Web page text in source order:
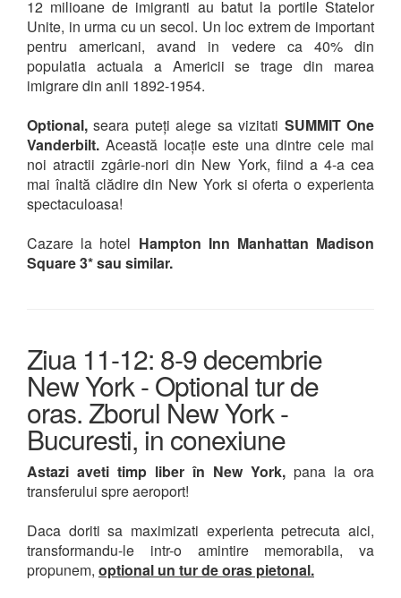
12 milioane de imigranti au batut la portile Statelor
Unite, in urma cu un secol. Un loc extrem de important
pentru americani, avand in vedere ca 40% din
populatia actuala a Americii se trage din marea
imigrare din anii 1892-1954.
Optional, seara puteți alege sa vizitati SUMMIT One
Vanderbilt. Această locație este una dintre cele mai
noi atractii zgârie-nori din New York, fiind a 4-a cea
mai înaltă clădire din New York si oferta o experienta
spectaculoasa!
Cazare la hotel Hampton Inn Manhattan Madison
Square 3* sau similar.
Ziua 11-12: 8-9 decembrie
New York - Optional tur de
oras. Zborul New York -
Bucuresti, in conexiune
Astazi aveti timp liber în New York, pana la ora
transferului spre aeroport!
Daca doriti sa maximizati experienta petrecuta aici,
transformandu-le intr-o amintire memorabila, va
propunem, optional un tur de oras pietonal.